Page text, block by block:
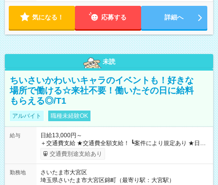
気になる！ 応募する 詳細へ
未読
ちいさいかわいいキャラのイベントも！好きな
場所で働ける☆来社不要！働いたその日に給料
もらえる◎/T1
アルバイト 職種未経験OK
給与
日給13,000円～
＋交通費支給 ★交通費全額支給！ ┗案件により規定あり ★日払
いOK！（規定あり） ┗働いたその日に現金GET♪ お仕事後はコ
ンビニATMから 日払い分を引き落とせます！ 【試用期間】試
交通費別途支給あり
勤務地
さいたま市大宮区
埼玉県さいたま市大宮区錦町（最寄り駅：大宮駅）